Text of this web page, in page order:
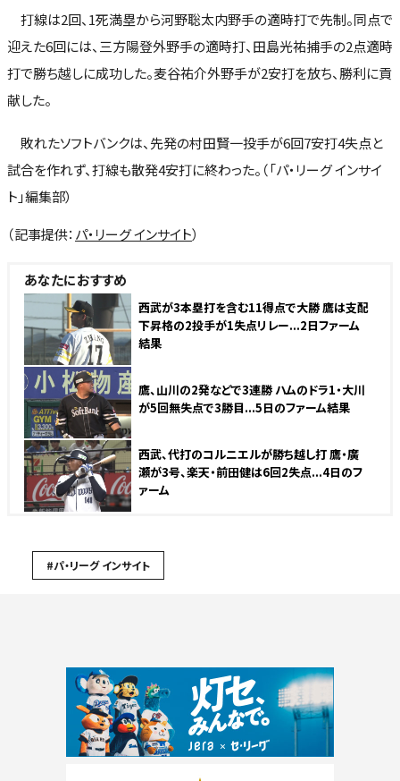
打線は2回、1死満塁から河野聡太内野手の適時打で先制。同点で
迎えた6回には、三方陽登外野手の適時打、田島光祐捕手の2点適時
打で勝ち越しに成功した。麦谷祐介外野手が2安打を放ち、勝利に貢
献した。
敗れたソフトバンクは、先発の村田賢一投手が6回7安打4失点と
試合を作れず、打線も散発4安打に終わった。（「パ・リーグ インサイ
ト」編集部）
（記事提供： パ・リーグ インサイト）
あなたにおすすめ
西武が3本塁打を含む11得点で大勝 鷹は支配
下昇格の2投手が1失点リレー...2日ファーム
結果
鷹、山川の2発などで3連勝 ハムのドラ1・大川
が5回無失点で3勝目...5日のファーム結果
西武、代打のコルニエルが勝ち越し打 鷹・廣
瀬が3号、楽天・前田健は6回2失点...4日のフ
ァーム
#パ・リーグ インサイト